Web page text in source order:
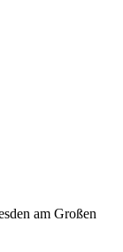
am Großen